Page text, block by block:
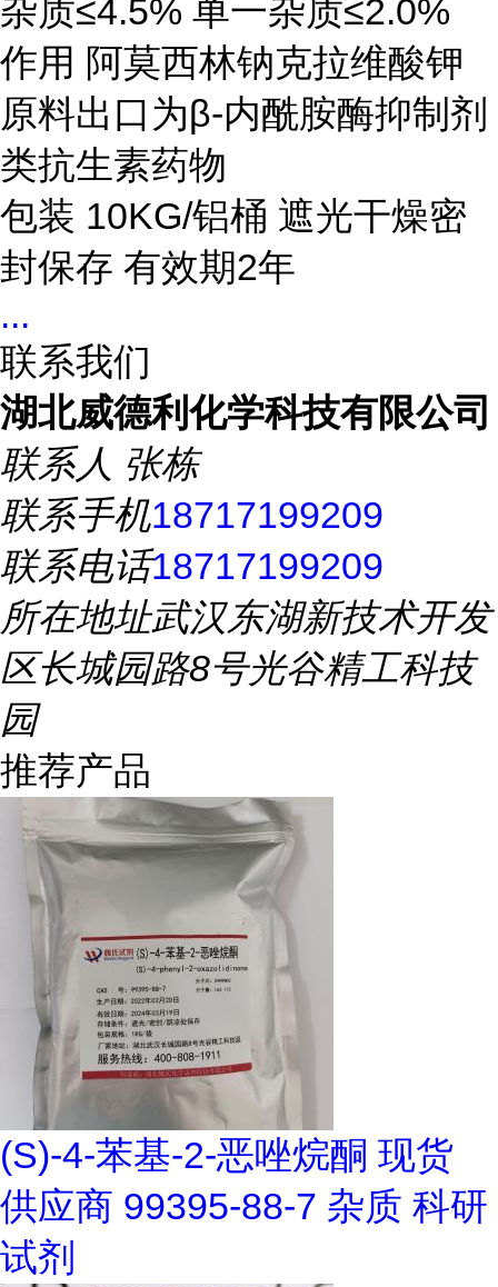
杂质≤4.5% 单一杂质≤2.0%
作用 阿莫西林钠克拉维酸钾
原料出口为β-内酰胺酶抑制剂
类抗生素药物
包装 10KG/铝桶 遮光干燥密
封保存 有效期2年
...
联系我们
湖北威德利化学科技有限公司
联系人 张栋
联系手机18717199209
联系电话18717199209
所在地址武汉东湖新技术开发
区长城园路8号光谷精工科技
园
推荐产品
(S)-4-苯基-2-恶唑烷酮 现货
供应商 99395-88-7 杂质 科研
试剂